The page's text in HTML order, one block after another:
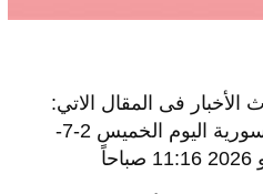
فى المقال الاتي:
سعر الدولار مقابل الليرة السورية اليوم الخميس 2-7-